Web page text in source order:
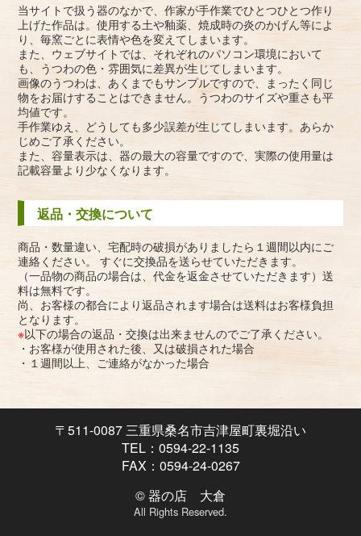
当サイトで扱う器のなかで、作家が手作業でひとつひとつ作り
上げた作品は。使用する土や釉薬、焼成時の炎のかげん等によ
り、毎窯ごとに表情や色を変えてしまいます。
また、ウェブサイトでは、それぞれのパソコン環境において
も、うつわの色・雰囲気に差異が生じてしまいます。
画像のうつわは、あくまでもサンプルですので、まったく同じ
物をお届けすることはできません。うつわのサイズや重さも平
均値です。
手作業ゆえ、どうしても多少誤差が生じてしまいます。あらか
じめご了承ください。
また、容量表示は、器の最大の容量ですので、実際の使用量は
記載容量より少なくなります。
返品・交換について
商品・数量違い、宅配時の破損がありましたら１週間以内にご
連絡ください。 すぐに交換品を送らせていただきます。
（一品物の商品の場合は、代金を返金させていただきます）送
料は無料です。
尚、お客様の都合により返品されます場合は送料はお客様負担
となります。
※以下の場合の返品・交換は出来ませんのでご了承ください。
・お客様が使用された後、又は破損された場合
・１週間以上、ご連絡がなかった場合
〒511-0087 三重県桑名市吉津屋町裏堀沿い
TEL：0594-22-1135
FAX：0594-24-0267
© 器の店 大倉
All Rights Reserved.